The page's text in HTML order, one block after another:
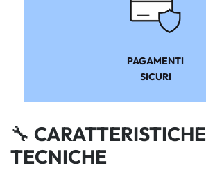
PAGAMENTI
SICURI
🔧 CARATTERISTICHE
TECNICHE